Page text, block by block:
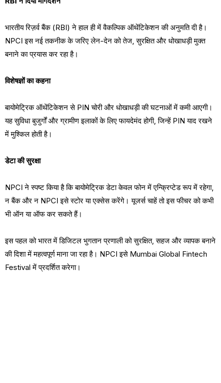
भारतीय रिज़र्व बैंक (RBI) ने हाल ही में वैकल्पिक ऑथेंटिकेशन की अनुमति दी है।
NPCI इस नई तकनीक के जरिए लेन-देन को तेज, सुरक्षित और धोखाधड़ी मुक्त
बनाने का प्रयास कर रहा है।
विशेषज्ञों का कहना
बायोमेट्रिक ऑथेंटिकेशन से PIN चोरी और धोखाधड़ी की घटनाओं में कमी आएगी।
यह सुविधा बुजुर्गों और ग्रामीण इलाकों के लिए फायदेमंद होगी, जिन्हें PIN याद रखने
में मुश्किल होती है।
डेटा की सुरक्षा
NPCI ने स्पष्ट किया है कि बायोमेट्रिक डेटा केवल फोन में एन्क्रिप्टेड रूप में रहेगा,
न बैंक और न NPCI इसे स्टोर या एक्सेस करेंगे। यूजर्स चाहें तो इस फीचर को कभी
भी ऑन या ऑफ कर सकते हैं।
इस पहल को भारत में डिजिटल भुगतान प्रणाली को सुरक्षित, सहज और व्यापक बनाने
की दिशा में महत्वपूर्ण माना जा रहा है। NPCI इसे Mumbai Global Fintech
Festival में प्रदर्शित करेगा।